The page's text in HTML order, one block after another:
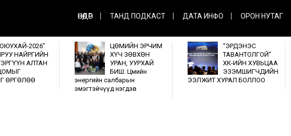
ӨНӨӨДӨР ТАНД ПОДКАСТ ДАТА ИНФО ОРОН НУТАГ
2026”
НАЙРГИЙН
АЛТАН
ӨРГӨЛӨӨ
ЦӨМИЙН ЭРЧИМ
ХҮЧ ЗӨВХӨН
УРАН, УУРХАЙ
БИШ: Цөмийн
энергийн салбарын
эмэгтэйчүүд нэгдэв
“ЭРДЭНЭС
ТАВАНТОЛГОЙ”
ХК-ИЙН ХУВЬЦАА
ЭЗЭМШИГЧДИЙН
ЭЭЛЖИТ ХУРАЛ БОЛЛОО